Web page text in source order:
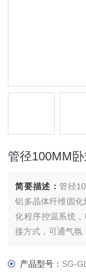
管径100MM
简要描述：管径
铝多晶体纤维固
化程序控温系统
接方式，可通气氛
产品型号： SG-